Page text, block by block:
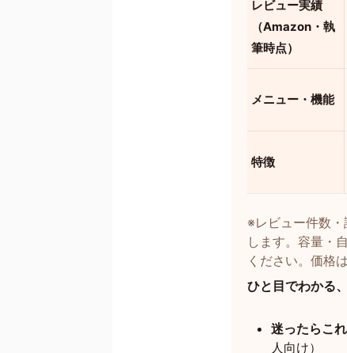
レビュー実績
（Amazon・執
筆時点）
メニュー・機能
特徴
※レビュー件数
します。容量・
ください。価格
ひと目でわかる
迷ったらこれ
人向け）